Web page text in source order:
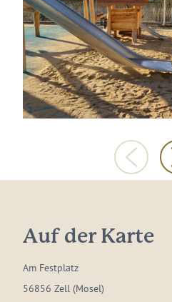
Auf der Karte
Am Festplatz
56856 Zell (Mosel)